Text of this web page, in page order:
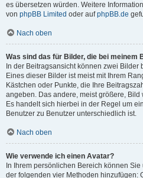
es übersetzen würden. Weitere
von phpBB Limited oder aufphpBB.de
Nach oben
Was sind das für Bilder, die bei meinem
In der Beitragsansicht können zwei
Eines dieser Bilder ist meist mit Ihrem
Kästchen oder Punkte, die Ihre
angeben. Das andere, meist größere, Bild
Es handelt sich hierbei in der Regel um
Benutzer zu Benutzer unterschiedlich ist.
Nach oben
Wie verwende ich einen Avatar?
In Ihrem persönlichen Bereich können Sie
der folgenden vier Methoden hinzufügen: